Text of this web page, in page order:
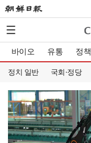
바이오 유통 정책
정치 일반 국회·정당